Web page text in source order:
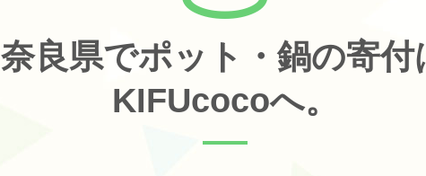
奈良県でポット・鍋の寄付
KIFUcocoへ。